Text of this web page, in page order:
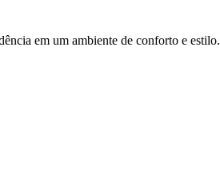
em um ambiente de conforto e estilo.